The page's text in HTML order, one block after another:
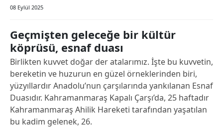
08 Eylül 2025
Geçmişten geleceğe bir kültür
köprüsü, esnaf duası
Birlikten kuvvet doğar der atalarımız. İşte bu kuvvetin,
bereketin ve huzurun en güzel örneklerinden biri,
yüzyıllardır Anadolu’nun çarşılarında yankılanan Esnaf
Duasıdır. Kahramanmaraş Kapalı Çarşı’da, 25 haftadır
Kahramanmaraş Ahilik Hareketi tarafından yaşatılan
bu kadim gelenek, 26.